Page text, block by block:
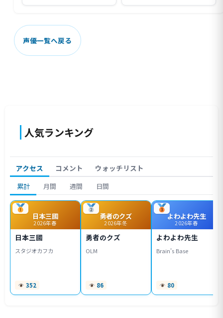
声優一覧へ戻る
人気ランキング
アクセス コメント ウォッチリスト
累計 月間 週間 日間
日本三國
2026年春
日本三國
スタジオカフカ
352
勇者のクズ
2026年冬
勇者のクズ
OLM
86
よわよわ先生
2026年春
よわよわ先生
Brain's Base
80